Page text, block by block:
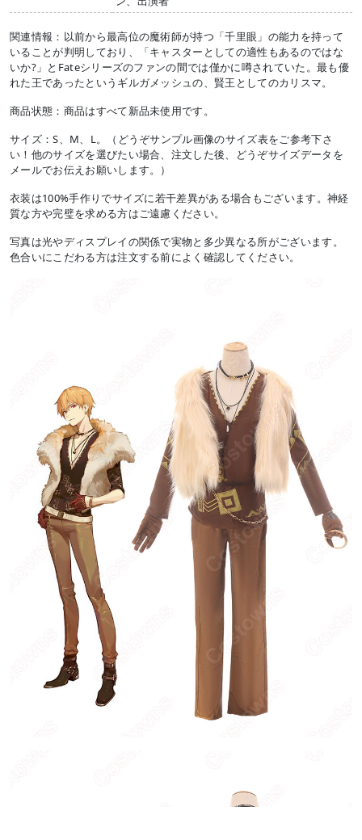
関連情報：以前から最高位の魔術師が持つ「千里眼」の能力を持って
いることが判明しており、「キャスターとしての適性もあるのではな
いか?」とFateシリーズのファンの間では僅かに噂されていた。最も優
れた王であったというギルガメッシュの、賢王としてのカリスマ。
商品状態：商品はすべて新品未使用です。
サイズ：S、M、L。（どうぞサンプル画像のサイズ表をご参考下さ
い！他のサイズを選びたい場合、注文した後、どうぞサイズデータを
メールでお伝えお願いします。）
衣装は100%手作りでサイズに若干差異がある場合もございます。神経
質な方や完璧を求める方はご遠慮ください。
写真は光やディスプレイの関係で実物と多少異なる所がございます。
色合いにこだわる方は注文する前によく確認してください。